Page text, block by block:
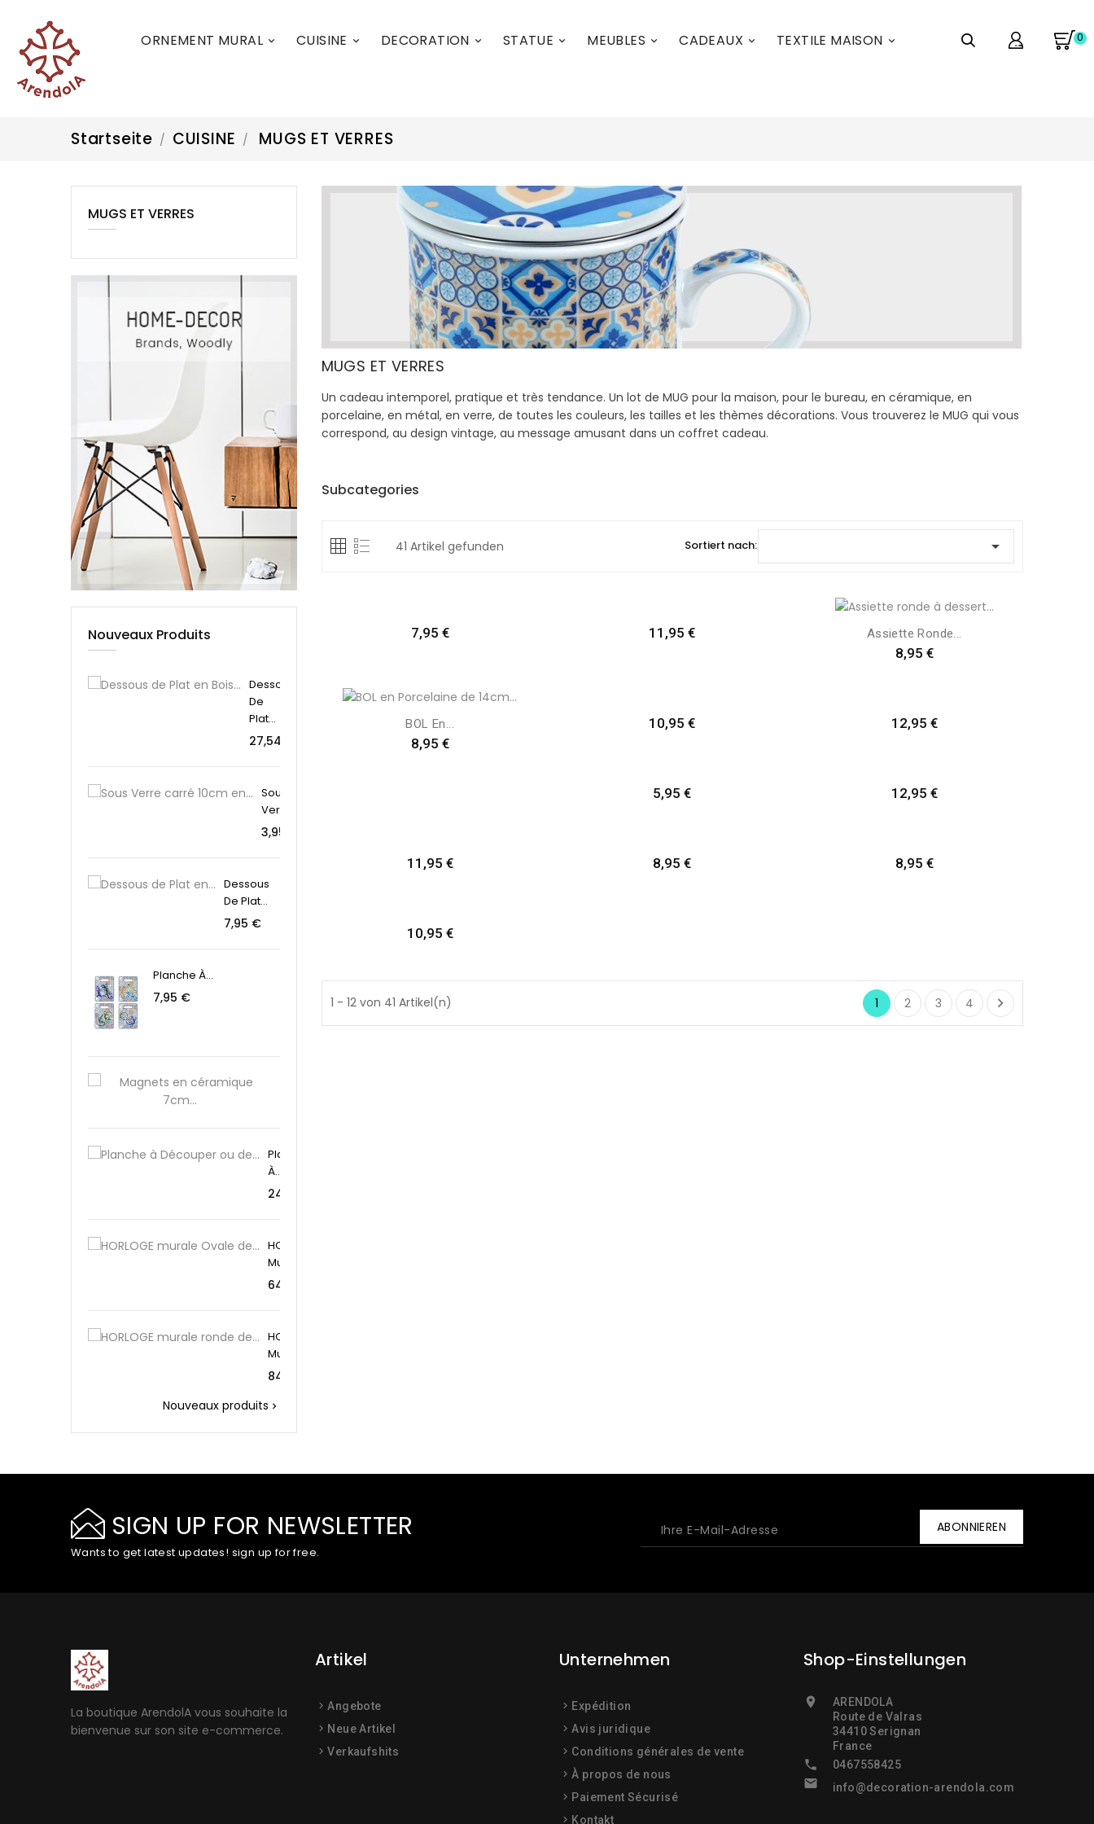
0

ORNEMENT MURAL 
CUISINE 
DECORATION 
STATUE 
MEUBLES 
CADEAUX 
TEXTILE MAISON
Startseite CUISINE MUGS ET VERRES
MUGS ET VERRES
Nouveaux Produits
Dessous
De
Plat...
Preis
27,54 €
Sous
Verre...
Preis
3,95 €
Dessous
De Plat...
Preis
7,95 €
Planche À...
Preis
7,95 €
Planche
À...
Preis
24,95 €
HORLOGE
Murale...
Preis
64,95 €
HORLOGE
Murale...
Preis
84,95 €
Nouveaux produits 
MUGS ET VERRES
Un cadeau intemporel, pratique et très tendance. Un lot de MUG pour la maison, pour le bureau, en céramique, en
porcelaine, en métal, en verre, de toutes les couleurs, les tailles et les thèmes décorations. Vous trouverez le MUG qui vous
correspond, au design vintage, au message amusant dans un coffret cadeau.
Subcategories
41 Artikel gefunden Sortiert nach: 
Preis
7,95 € Preis
11,95 € Assiette Ronde...
Preis
8,95 €
BOL En...
Preis
8,95 €
Preis
10,95 € Preis
12,95 €
Preis
5,95 € Preis
12,95 €
Preis
11,95 € Preis
8,95 € Preis
8,95 €
Preis
10,95 €
1 - 12 von 41 Artikel(n) 1 2 3 4 
SIGN UP FOR NEWSLETTER
Wants to get latest updates! sign up for free.
La boutique ArendolA vous souhaite la
bienvenue sur son site e-commerce.
Artikel
Angebote
Neue Artikel
Verkaufshits
Unternehmen
Expédition
Avis juridique
Conditions générales de vente
À propos de nous
Paiement Sécurisé
Kontakt
Shop-Einstellungen

ARENDOLA
Route de Valras
34410 Serignan
France
 0467558425
 info@decoration-arendola.com